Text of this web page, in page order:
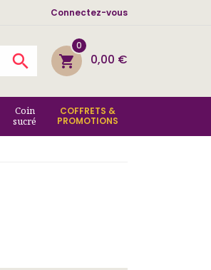
Connectez-vous
 shopping_cart
0
0,00 €
Coin
sucré
COFFRETS &
PROMOTIONS